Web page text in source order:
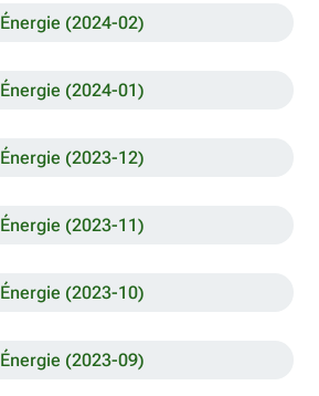
Énergie (2024-02)
Énergie (2024-01)
Énergie (2023-12)
Énergie (2023-11)
Énergie (2023-10)
Énergie (2023-09)